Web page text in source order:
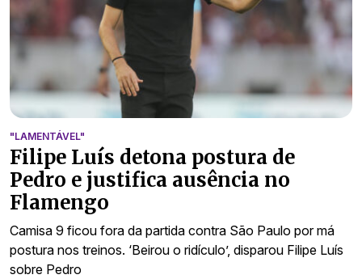
"LAMENTÁVEL"
Filipe Luís detona postura de
Pedro e justifica ausência no
Flamengo
Camisa 9 ficou fora da partida contra São Paulo por má
postura nos treinos. ‘Beirou o ridículo’, disparou Filipe Luís
sobre Pedro